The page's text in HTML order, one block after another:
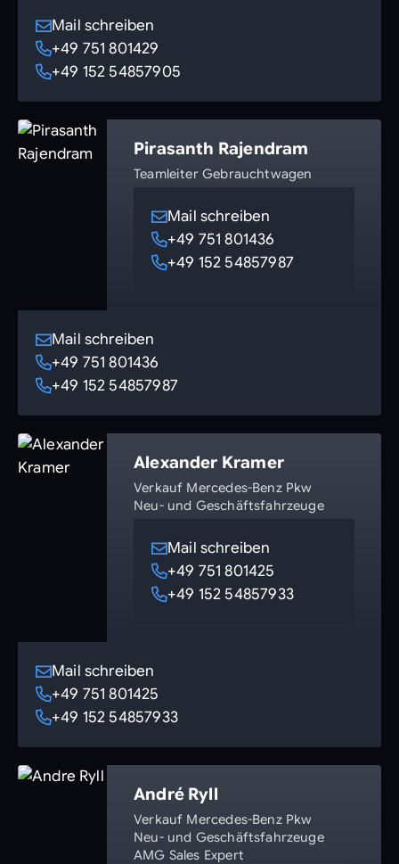
Mail schreiben
+49 751 801429
+49 152 54857905
Pirasanth Rajendram
Teamleiter Gebrauchtwagen
Mail schreiben
+49 751 801436
+49 152 54857987
Mail schreiben
+49 751 801436
+49 152 54857987
Alexander Kramer
Verkauf Mercedes-Benz Pkw
Neu- und Geschäftsfahrzeuge
Mail schreiben
+49 751 801425
+49 152 54857933
Mail schreiben
+49 751 801425
+49 152 54857933
André Ryll
Verkauf Mercedes-Benz Pkw
Neu- und Geschäftsfahrzeuge
AMG Sales Expert